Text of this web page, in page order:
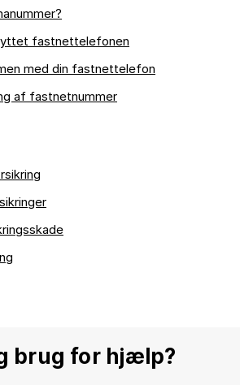
fastnettelefonen
med din fastnettelefon
af fastnetnummer
brug for hjælp?